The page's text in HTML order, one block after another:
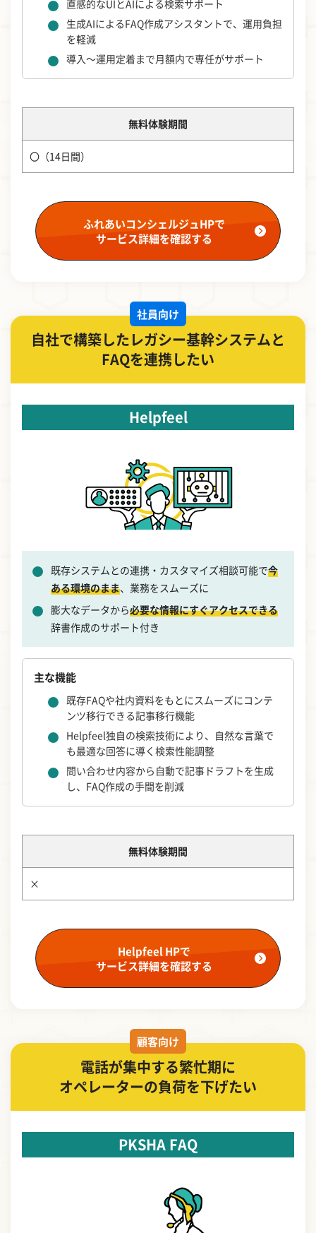
直感的なUIとAIによる検索サポート
生成AIによるFAQ作成アシスタントで、運用負担
を軽減
導入～運用定着まで月額内で専任がサポート
無料体験期間
〇（14日間）
ふれあいコンシェルジュHPで
サービス詳細を確認する
社員向け
自社で構築したレガシー基幹システムと
FAQを連携したい
Helpfeel
既存システムとの連携・カスタマイズ相談可能で今
ある環境のまま、業務をスムーズに
膨大なデータから必要な情報にすぐアクセスできる
辞書作成のサポート付き
主な機能
既存FAQや社内資料をもとにスムーズにコンテ
ンツ移行できる記事移行機能
Helpfeel独自の検索技術により、自然な言葉で
も最適な回答に導く検索性能調整
問い合わせ内容から自動で記事ドラフトを生成
し、FAQ作成の手間を削減
無料体験期間
×
Helpfeel HPで
サービス詳細を確認する
顧客向け
電話が集中する繁忙期に
オペレーターの負荷を下げたい
PKSHA FAQ